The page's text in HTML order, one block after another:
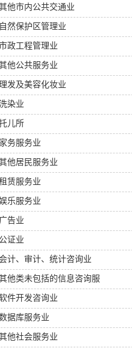
他市内公共交通业
自然保护区管理业
政工程管理业
他公共服务业
发及美容化妆业
洗染业
儿所
家务服务业
他居民服务业
赁服务业
乐服务业
广告业
公证业
计、审计、统计咨询业
他类未包括的信息咨询服
件开发咨询业
据库服务业
他社会服务业